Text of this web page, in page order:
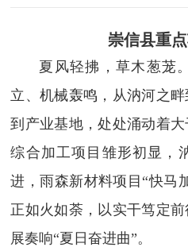
崇信县重
夏风轻拂，草木葱茏
立、机械轰鸣，从汭河之
到产业基地，处处涌动着
综合加工项目雏形初显，
进，雨森新材料项目“快
正如火如荼，以实干笃定
展奏响“夏日奋进曲”。